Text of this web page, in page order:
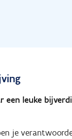
een leuke
je